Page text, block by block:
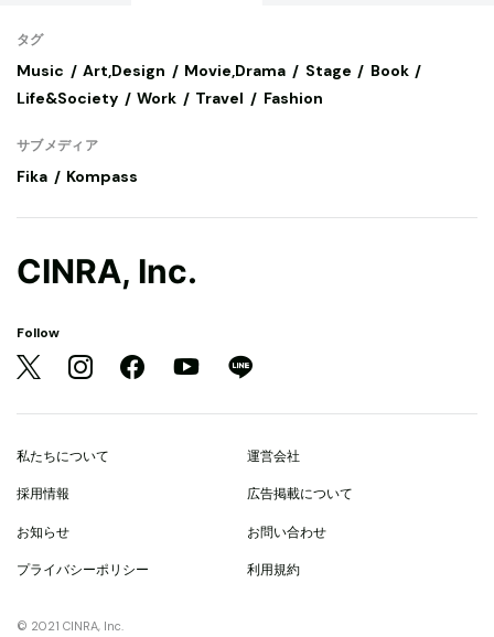
タグ
Music Art,Design Movie,Drama Stage
Book
Life&Society
Work Travel Fashion
サブメディア
Fika Kompass
CINRA, Inc.
Follow
私たちについて 運営会社
採用情報 広告掲載について
お知らせ お問い合わせ
プライバシーポリシー 利用規約
© 2021 CINRA, Inc.